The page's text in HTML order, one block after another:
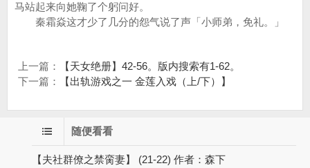
马站起来向她鞠了个躬问好。
秦霜焱这才少了几分的怨气说了声「小师弟，免礼。」
上一篇：
【天女绝册】42-56。版内搜索有1-62。
下一篇：
【出轨游戏之一 金莲入戏（上/下）】
随便看看
【夫社群僚之禁脔妻】 (21-22) 作者：森下